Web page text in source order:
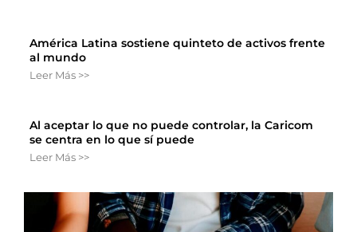
América Latina sostiene quinteto de activos frente
al mundo
Leer Más >>
Al aceptar lo que no puede controlar, la Caricom
se centra en lo que sí puede
Leer Más >>